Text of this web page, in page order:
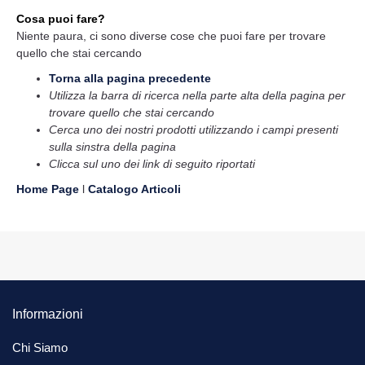
Cosa puoi fare?
Niente paura, ci sono diverse cose che puoi fare per trovare
quello che stai cercando
Torna alla pagina precedente
Utilizza la barra di ricerca nella parte alta della pagina per
trovare quello che stai cercando
Cerca uno dei nostri prodotti utilizzando i campi presenti
sulla sinstra della pagina
Clicca sul uno dei link di seguito riportati
Home Page l Catalogo Articoli
Informazioni
Chi Siamo